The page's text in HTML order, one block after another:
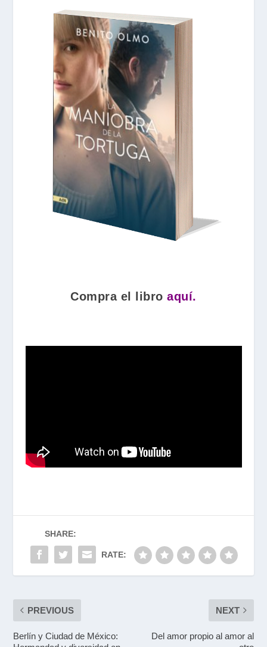
Compra el libroaquí.
SHARE:
RATE:
PREVIOUS
Berlín y Ciudad de México:
NEXT
Del amor propio al amor al